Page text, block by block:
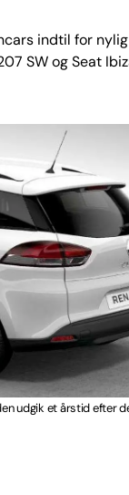
indtil for
SW og Seat
udgik et årstid efter